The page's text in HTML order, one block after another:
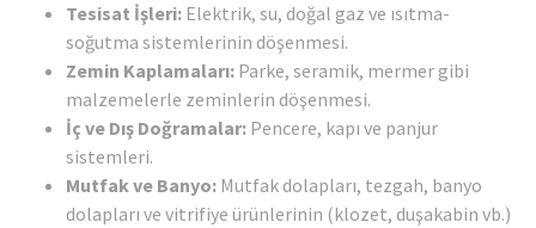
Tesisat İşleri: Elektrik, su, doğal gaz ve ısıtma-
soğutma sistemlerinin döşenmesi.
Zemin Kaplamaları: Parke, seramik, mermer gibi
malzemelerle zeminlerin döşenmesi.
İç ve Dış Doğramalar: Pencere, kapı ve panjur
sistemleri.
Mutfak ve Banyo: Mutfak dolapları, tezgah, banyo
dolapları ve vitrifiye ürünlerinin (klozet, duşakabin vb.)